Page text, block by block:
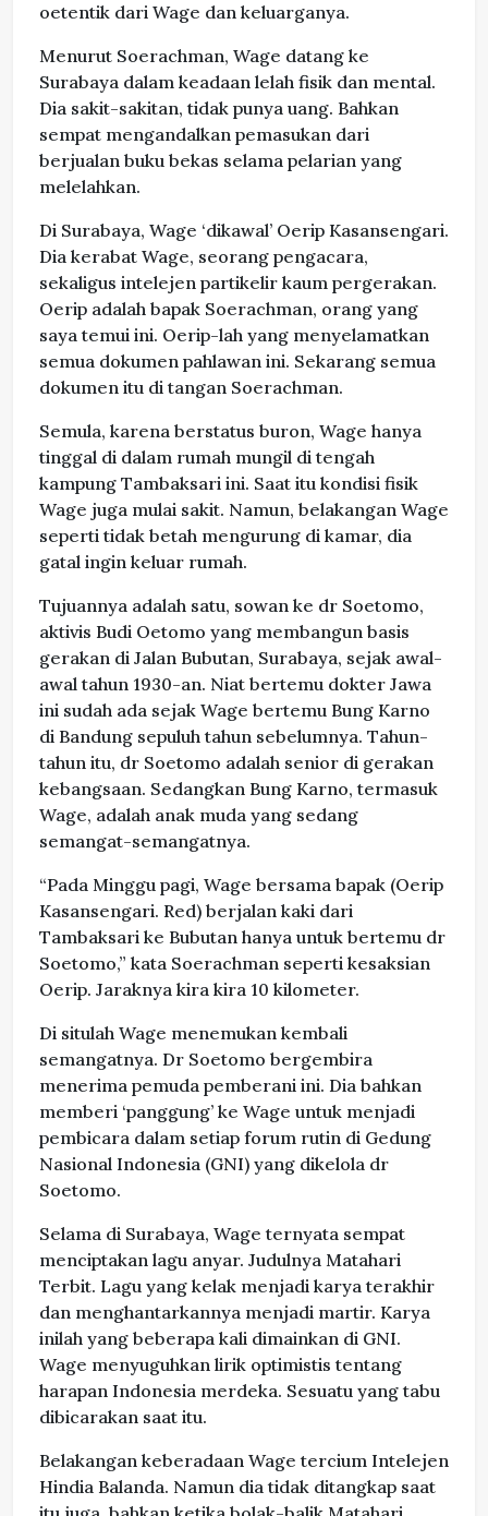
oetentik dari Wage dan keluarganya.
Menurut Soerachman, Wage datang ke
Surabaya dalam keadaan lelah fisik dan mental.
Dia sakit-sakitan, tidak punya uang. Bahkan
sempat mengandalkan pemasukan dari
berjualan buku bekas selama pelarian yang
melelahkan.
Di Surabaya, Wage ‘dikawal’ Oerip Kasansengari.
Dia kerabat Wage, seorang pengacara,
sekaligus intelejen partikelir kaum pergerakan.
Oerip adalah bapak Soerachman, orang yang
saya temui ini. Oerip-lah yang menyelamatkan
semua dokumen pahlawan ini. Sekarang semua
dokumen itu di tangan Soerachman.
Semula, karena berstatus buron, Wage hanya
tinggal di dalam rumah mungil di tengah
kampung Tambaksari ini. Saat itu kondisi fisik
Wage juga mulai sakit. Namun, belakangan Wage
seperti tidak betah mengurung di kamar, dia
gatal ingin keluar rumah.
Tujuannya adalah satu, sowan ke dr Soetomo,
aktivis Budi Oetomo yang membangun basis
gerakan di Jalan Bubutan, Surabaya, sejak awal-
awal tahun 1930-an. Niat bertemu dokter Jawa
ini sudah ada sejak Wage bertemu Bung Karno
di Bandung sepuluh tahun sebelumnya. Tahun-
tahun itu, dr Soetomo adalah senior di gerakan
kebangsaan. Sedangkan Bung Karno, termasuk
Wage, adalah anak muda yang sedang
semangat-semangatnya.
“Pada Minggu pagi, Wage bersama bapak (Oerip
Kasansengari. Red) berjalan kaki dari
Tambaksari ke Bubutan hanya untuk bertemu dr
Soetomo,” kata Soerachman seperti kesaksian
Oerip. Jaraknya kira kira 10 kilometer.
Di situlah Wage menemukan kembali
semangatnya. Dr Soetomo bergembira
menerima pemuda pemberani ini. Dia bahkan
memberi ‘panggung’ ke Wage untuk menjadi
pembicara dalam setiap forum rutin di Gedung
Nasional Indonesia (GNI) yang dikelola dr
Soetomo.
Selama di Surabaya, Wage ternyata sempat
menciptakan lagu anyar. Judulnya Matahari
Terbit. Lagu yang kelak menjadi karya terakhir
dan menghantarkannya menjadi martir. Karya
inilah yang beberapa kali dimainkan di GNI.
Wage menyuguhkan lirik optimistis tentang
harapan Indonesia merdeka. Sesuatu yang tabu
dibicarakan saat itu.
Belakangan keberadaan Wage tercium Intelejen
Hindia Balanda. Namun dia tidak ditangkap saat